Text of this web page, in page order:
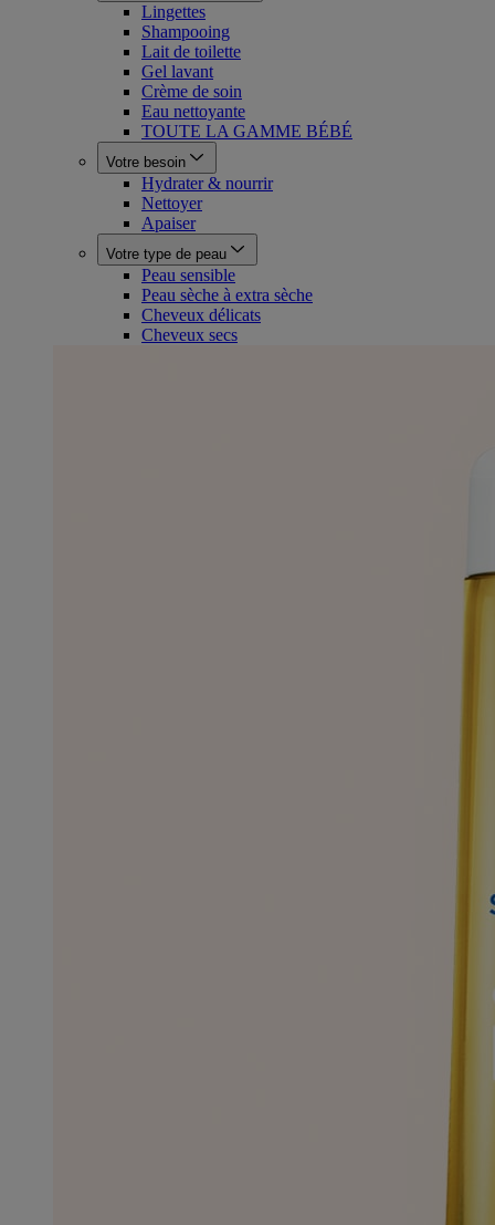
Lingettes
Shampooing
Lait de toilette
Gel lavant
Crème de soin
Eau nettoyante
TOUTE LA GAMME BÉBÉ
Votre besoin
Hydrater & nourrir
Nettoyer
Apaiser
Votre type de peau
Peau sensible
Peau sèche à extra sèche
Cheveux délicats
Cheveux secs